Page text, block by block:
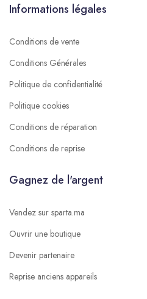
Informations légales
Conditions de vente
Conditions Générales
Politique de confidentialité
Politique cookies
Conditions de réparation
Conditions de reprise
Gagnez de l'argent
Vendez sur sparta.ma
Ouvrir une boutique
Devenir partenaire
Reprise anciens appareils